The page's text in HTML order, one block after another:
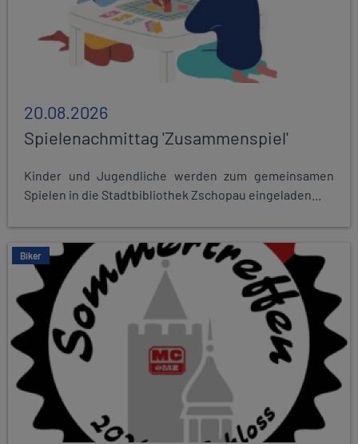
20.08.2026
Spielenachmittag 'Zusammenspiel'
Kinder und Jugendliche werden zum gemeinsamen
Spielen in die Stadtbibliothek Zschopau eingeladen...
Biker